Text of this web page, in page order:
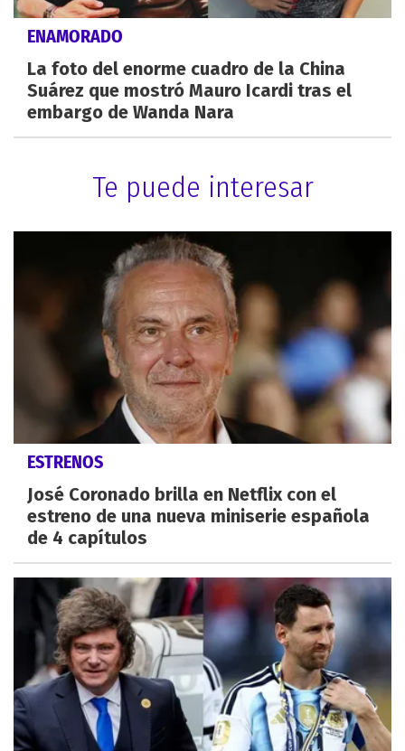
ENAMORADO
La foto del enorme cuadro de la China
Suárez que mostró Mauro Icardi tras el
embargo de Wanda Nara
Te puede interesar
ESTRENOS
José Coronado brilla en Netflix con el
estreno de una nueva miniserie española
de 4 capítulos